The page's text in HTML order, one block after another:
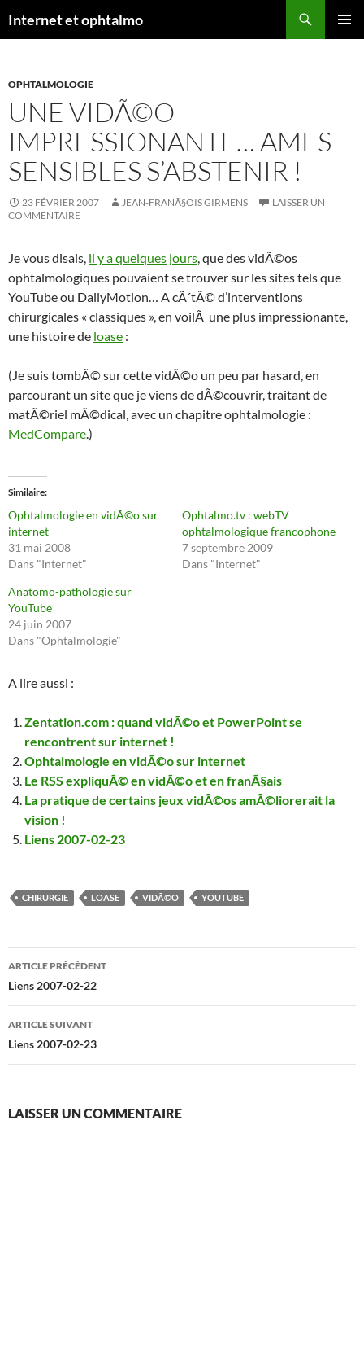
auInternet et ophtalmo
OPHTALMOLOGIE
UNE VIDÃ©O
IMPRESSIONANTE… AMES
SENSIBLES S’ABSTENIR !
23 FÉVRIER 2007 JEAN-FRANÃ§OIS GIRMENS
LAISSER UN
COMMENTAIRE
Je vous disais, il y a quelques jours, que des vidÃ©os
ophtalmologiques pouvaient se trouver sur les sites tels que
YouTube ou DailyMotion… A cÃ´tÃ© d’interventions
chirurgicales « classiques », en voilÃ une plus impressionante,
une histoire de loase :
(Je suis tombÃ© sur cette vidÃ©o un peu par hasard, en
parcourant un site que je viens de dÃ©couvrir, traitant de
matÃ©riel mÃ©dical, avec un chapitre ophtalmologie :
MedCompare.)
Similaire
Ophtalmologie en vidÃ©o sur
internet
31 mai 2008
Dans "Internet"
Ophtalmo.tv : webTV
ophtalmologique francophone
7 septembre 2009
Dans "Internet"
Anatomo-pathologie sur
YouTube
24 juin 2007
Dans "Ophtalmologie"
A lire aussi :
Zentation.com : quand vidÃ©o et PowerPoint se
rencontrent sur internet !
Ophtalmologie en vidÃ©o sur internet
Le RSS expliquÃ© en vidÃ©o et en franÃ§ais
La pratique de certains jeux vidÃ©os amÃ©liorerait la
vision !
Liens 2007-02-23
CHIRURGIE LOASE VIDÃ©O YOUTUBE
Navigation
des
articles
ARTICLE PRÉCÉDENT
Liens 2007-02-22
ARTICLE SUIVANT
Liens 2007-02-23
LAISSER UN COMMENTAIRE